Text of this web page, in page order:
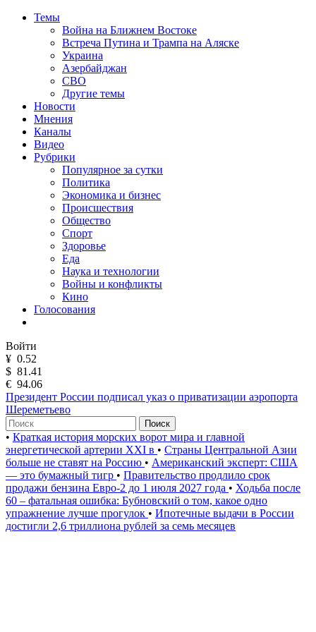
Темы
Война на Ближнем Востоке
Встреча Путина и Трампа на Аляске
Украина
Азербайджан
СВО
Другие темы
Новости
Мнения
Каналы
Видео
Рубрики
Популярное за сутки
Политика
Экономика и бизнес
Происшествия
Общество
Спорт
Здоровье
Еда
Наука и технологии
Войны и конфликты
Кино
Голосования
Войти
¥ 0.52
$ 81.41
€ 94.06
Президент России подписал указ о приватизации аэропорта
Шереметьево
Поиск
• Краткая история морских ворот мира и главной
энергетической артерии XXI в • Страны Центральной Азии
больше не ставят на Россию • Американский эксперт: США
— это бумажный тигр • Правительство продлило срок
продажи бензина Евро-2 до 1 июля 2027 года • Ходьба после
60 – фатальная ошибка: Бубновский о том, какое одно
упражнение лучше прогулок • Ипотечные выдачи в России
достигли 2,6 триллиона рублей за семь месяцев